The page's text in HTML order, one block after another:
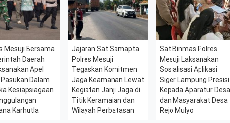
Mesuji Bersama
Daerah
Apel
Pasukan Dalam
Kesiapsiagaan
Karhutla
Jajaran Sat Samapta
Polres Mesuji
Tegaskan Komitmen
Jaga Keamanan Lewat
Kegiatan Janji Jaga di
Titik Keramaian dan
Wilayah Perbatasan
Sat Binmas Polres
Mesuji Laksanakan
Sosialisasi Aplikasi
Siger Lampung Presisi
Kepada Aparatur Desa
dan Masyarakat Desa
Rejo Mulyo